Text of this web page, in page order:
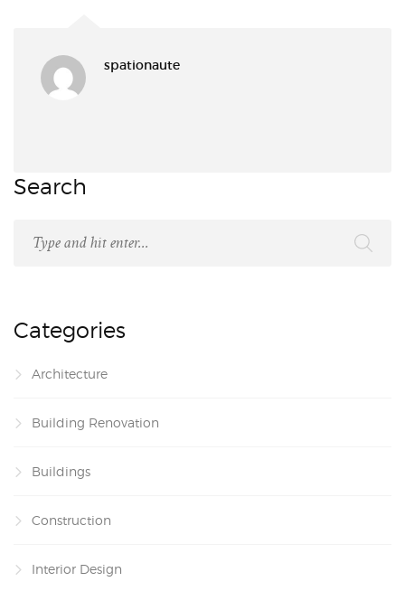
spationaute
Search
Categories
Architecture
Building Renovation
Buildings
Construction
Interior Design